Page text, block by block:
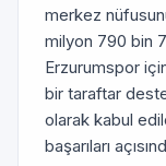
merkez
milyon 790 bin
Erzurumspor
bir taraftar
olarak kabul
başarıları